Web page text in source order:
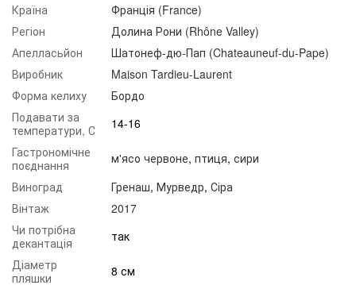
Країна
Франція (France)
Регіон
Долина Рони (Rhône Valley)
Апелласьйон
Шатонеф-дю-Пап (Chateauneuf-du-Pape)
Виробник
Maison Tardieu-Laurent
Форма келиху
Бордо
Подавати за
температури, С
14-16
Гастрономічне
поєднання
м'ясо червоне, птиця, сири
Виноград
Гренаш, Мурведр, Сіра
Вінтаж
2017
Чи потрібна
декантація
так
Діаметр
пляшки
8 см